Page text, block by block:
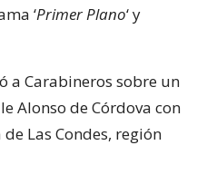
‘Primer Plano‘ y
a Carabineros sobre un
Alonso de Córdova con
Las Condes, región